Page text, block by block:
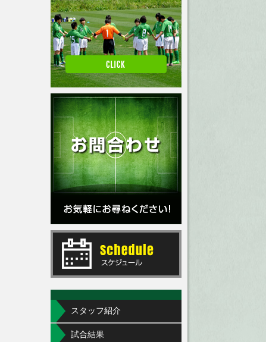
スタッフ紹介
試合結果